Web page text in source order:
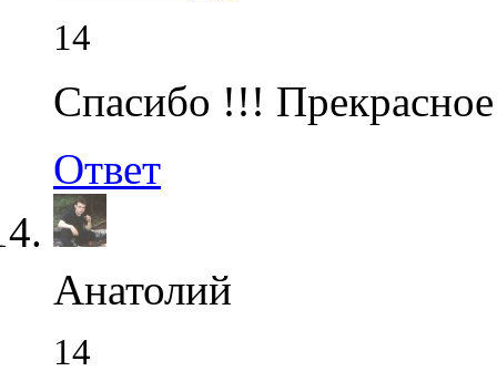
14
Спасибо !!!
Ответ
Анатолий
14